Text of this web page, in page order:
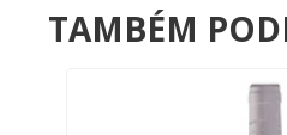
TAMBÉM